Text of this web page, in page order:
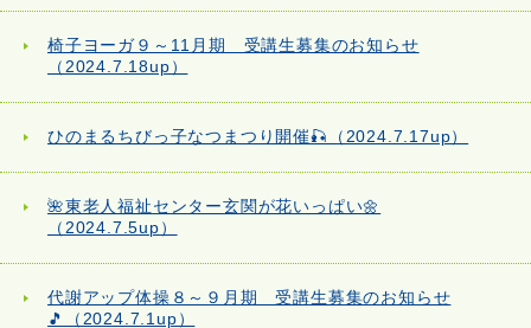
椅子ヨーガ９～11月期 受講生募集のお知らせ
（2024.7.18up）
ひのまるちびっ子なつまつり開催🎣（2024.7.17up）
🌺東老人福祉センター玄関が花いっぱい🌼
（2024.7.5up）
代謝アップ体操８～９月期 受講生募集のお知らせ
🎵（2024.7.1up）